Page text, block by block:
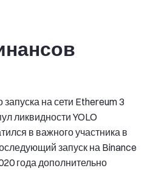
на сети Ethereum 3
ликвидности YOLO
в важного участника в
запуск на Binance
года дополнительно